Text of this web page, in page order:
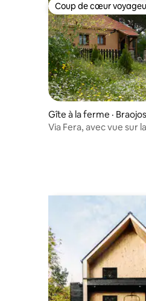
Coup de cœur
Coup de cœur
Gîte à la ferme · Braojos
Via Fera, avec vue sur